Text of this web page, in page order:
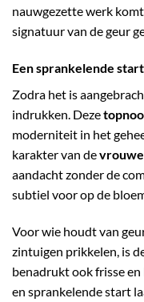
nauwgezette werk
signatuur van de geur
Een sprankelende
Zodra het is
indrukken. Deze
moderniteit in het
karakter van de
aandacht zonder de
subtiel voor op de
Voor wie houdt van
zintuigen prikkelen, is
benadrukt ook frisse
en sprankelende start